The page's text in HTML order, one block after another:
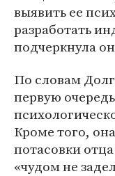
выявить ее
разработать
подчеркнула
По словам
первую
Кроме того,
потасовки
«чудом не